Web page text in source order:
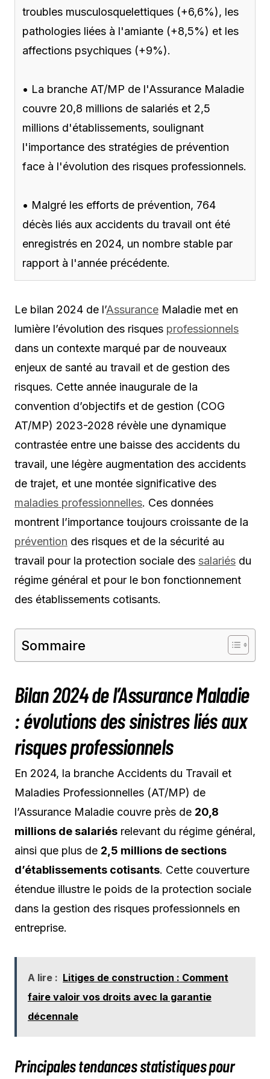
troubles musculosquelettiques (+6,6%), les
pathologies liées à l'amiante (+8,5%) et les
affections psychiques (+9%).
• La branche AT/MP de l'Assurance Maladie
couvre 20,8 millions de salariés et 2,5
millions d'établissements, soulignant
l'importance des stratégies de prévention
face à l'évolution des risques professionnels.
• Malgré les efforts de prévention, 764
décès liés aux accidents du travail ont été
enregistrés en 2024, un nombre stable par
rapport à l'année précédente.
Le bilan 2024 de l’Assurance Maladie met en
lumière l’évolution des risques professionnels
dans un contexte marqué par de nouveaux
enjeux de santé au travail et de gestion des
risques. Cette année inaugurale de la
convention d’objectifs et de gestion (COG
AT/MP) 2023-2028 révèle une dynamique
contrastée entre une baisse des accidents du
travail, une légère augmentation des accidents
de trajet, et une montée significative des
maladies professionnelles. Ces données
montrent l’importance toujours croissante de la
prévention des risques et de la sécurité au
travail pour la protection sociale des salariés du
régime général et pour le bon fonctionnement
des établissements cotisants.
Sommaire
Bilan 2024 de l’Assurance Maladie
: évolutions des sinistres liés aux
risques professionnels
En 2024, la branche Accidents du Travail et
Maladies Professionnelles (AT/MP) de
l’Assurance Maladie couvre près de 20,8
millions de salariés relevant du régime général,
ainsi que plus de 2,5 millions de sections
d’établissements cotisants. Cette couverture
étendue illustre le poids de la protection sociale
dans la gestion des risques professionnels en
entreprise.
A lire : Litiges de construction : Comment
faire valoir vos droits avec la garantie
décennale
Principales tendances statistiques pour